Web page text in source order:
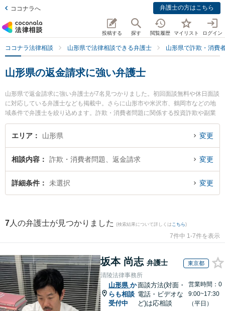
ココナラへ 弁護士の方はこちら
投稿する 探す 閲覧履歴 マイリスト ログイン
ココナラ法律相談 山形県で法律相談できる弁護士 山形県で詐欺・消費
山形県の返金請求に強い弁護士
山形県で返金請求に強い弁護士が7名見つかりました。初回面談無料や休日面談
に対応している弁護士なども掲載中。さらに山形市や米沢市、鶴岡市などの地
域条件で弁護士を絞り込めます。詐欺・消費者問題に関係する投資詐欺や副業
詐欺、FX詐欺等の細かな分野での絞り込み検索もでき便利です。特に樹氷の森
法律事務所の細江 大樹弁護士や及川法律事務所の及川 善大弁護士、長岡克典法
に弁護士に相談したい』『返金請求のトラブル解決の実績豊富な近くの弁護士
を検索したい』『初回相談無料で返金請求を法律相談できる山形県内の弁護士
に相談予約したい』などでお困りの相談者さんにおすすめです。
エリア 山形県 変更
相談内容 詐欺・消費者問題、返金請求 変更
詳細条件 未選択 変更
7 人の弁護士が見つかりました (検索結果について詳しくは こちら)
7件中 1-7件を表示
坂本 尚志 弁護士 東京都
清陵法律事務所
山形県 か
らも相談
受付中
面談方法(対面・
電話・ビデオな
ど)は応相談
営業時間：0
9:00~17:30
（平日）